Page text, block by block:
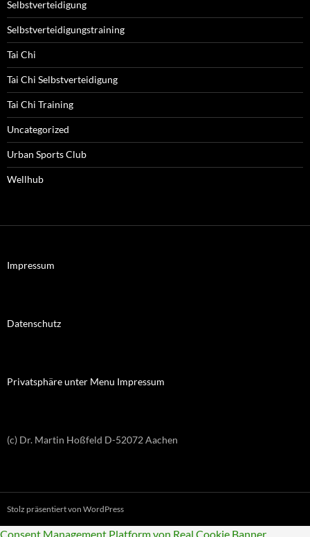
Selbstverteidigung
Selbstverteidigungstraining
Tai Chi
Tai Chi Selbstverteidigung
Tai Chi Training
Uncategorized
Urban Sports Club
Wellhub
Impressum
Datenschutz
Privatsphäre unter Menu Impressum
(c) Dr. Martin Hoßfeld D-52072 Aachen
Stolz präsentiert von WordPress
Consent Management Platform von Real Cookie Banner